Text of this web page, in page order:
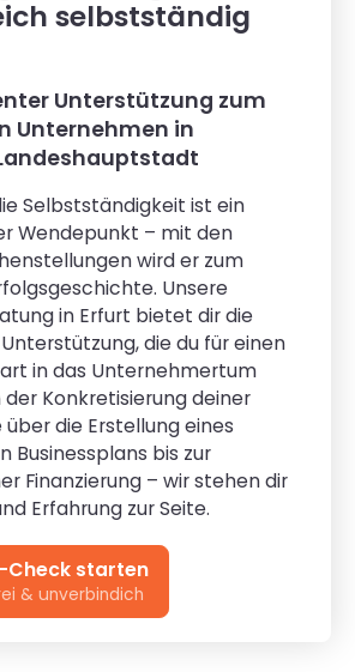
selbstständig
Unterstützung zum
Unternehmen in
Selbstständigkeit ist ein
Wendepunkt – mit den
wird er zum
Unsere
in Erfurt bietet dir die
die du für einen
in das Unternehmertum
Konkretisierung deiner
die Erstellung eines
Businessplans bis zur
Finanzierung – wir stehen dir
Erfahrung zur Seite.
Check starten
& unverbindich